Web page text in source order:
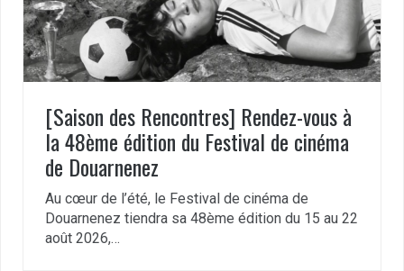
[Saison des Rencontres] Rendez-vous à
la 48ème édition du Festival de cinéma
de Douarnenez
Au cœur de l’été, le Festival de cinéma de
Douarnenez tiendra sa 48ème édition du 15 au 22
août 2026,…